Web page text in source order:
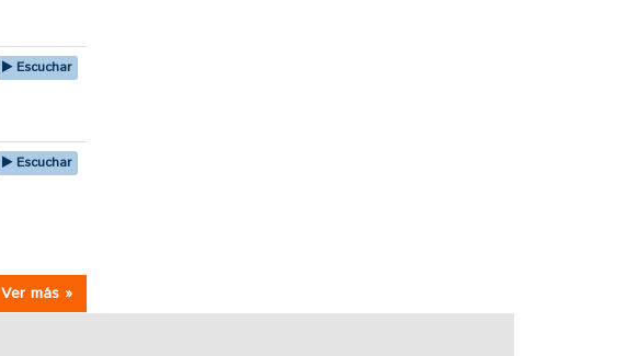
Escuchar
Escuchar
Ver más »